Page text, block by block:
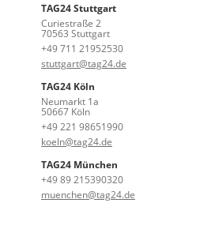
TAG24 Stuttgart
Curiestraße 2
70563 Stuttgart
+49 711 21952530
stuttgart@tag24.de
TAG24 Köln
Neumarkt 1a
50667 Köln
+49 221 98651990
koeln@tag24.de
TAG24 München
+49 89 215390320
muenchen@tag24.de